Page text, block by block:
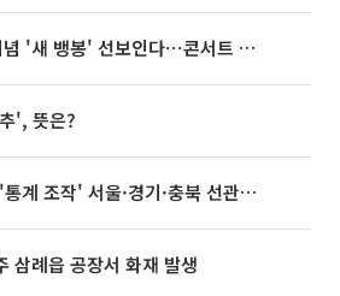
빅뱅, 20주년 기념 '새 뱅봉' 선보인다⋯콘서트 앞두고 팝업 개최
', 뜻은?
작' 서울·경기·충북 선관위 등 추가 압수수색
삼례읍 공장서 화재 발생